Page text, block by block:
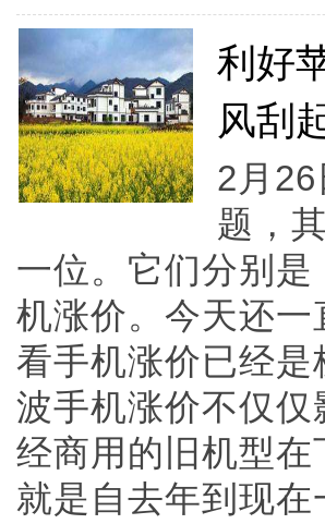
利好
风刮
2月
题，
一位。它们分别
机涨价。今天还
看手机涨价已经
波手机涨价不仅
经商用的旧机型
就是自去年到现